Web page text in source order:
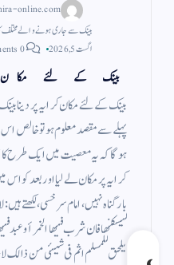
online.com
بینک سے جاری ہونے والے مختلف
اگست 5, 2026
0 Comments
بینک کے لئے
بینک کے لئے مکان کرایہ پر دینا
پہلے سے مقصد معلوم ہو تو خالص اس
ہو گا کہ یہ معصیت میں ایک طرح
کرایہ پر مکان لے لیا اور بعد کو اس
بار گناہ نہیں ، امام سرخسی، لکھتے
ليسكنها فان شرب فيها الخمر أو عبد
يلحق للمسلم اثم فى شيئى من ذالك